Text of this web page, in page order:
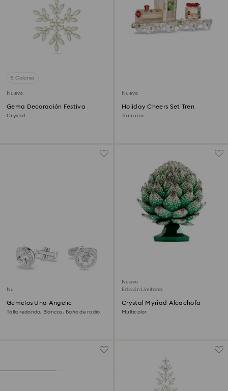
5 Colores
Nuevo
Gema Decoración Festiva
Crystal
Nuevo
Holiday Cheers Set Tren
Tono oro
Nuevo
Gemelos Una Angelic
Talla redonda, Blancos, Baño de rodio
Nuevo
Edición Limitada
Crystal Myriad Alcachofa
Multicolor